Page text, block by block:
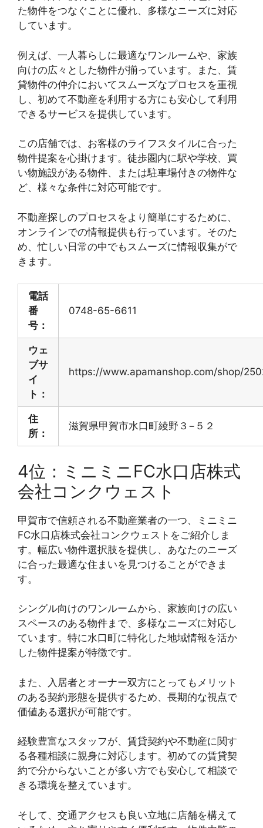
た物件をつなぐことに優れ、多様なニーズに対応
しています。
例えば、一人暮らしに最適なワンルームや、家族
向けの広々とした物件が揃っています。また、賃
貸物件の仲介においてスムーズなプロセスを重視
し、初めて不動産を利用する方にも安心して利用
できるサービスを提供しています。
この店舗では、お客様のライフスタイルに合った
物件提案を心掛けます。徒歩圏内に駅や学校、買
い物施設がある物件、または駐車場付きの物件な
ど、様々な条件に対応可能です。
不動産探しのプロセスをより簡単にするために、
オンラインでの情報提供も行っています。そのた
め、忙しい日常の中でもスムーズに情報収集がで
きます。
電話
番
号：
0748-65-6611
ウェ
ブサ
イ
ト：
https://www.apamanshop.com/shop/
住
所：
滋賀県甲賀市水口町綾野３−５２
4位：ミニミニFC水口店株式
会社コンクウェスト
甲賀市で信頼される不動産業者の一つ、ミニミニ
FC水口店株式会社コンクウェストをご紹介しま
す。幅広い物件選択肢を提供し、あなたのニーズ
に合った最適な住まいを見つけることができま
す。
シングル向けのワンルームから、家族向けの広い
スペースのある物件まで、多様なニーズに対応し
ています。特に水口町に特化した地域情報を活か
した物件提案が特徴です。
また、入居者とオーナー双方にとってもメリット
のある契約形態を提供するため、長期的な視点で
価値ある選択が可能です。
経験豊富なスタッフが、賃貸契約や不動産に関す
る各種相談に親身に対応します。初めての賃貸契
約で分からないことが多い方でも安心して相談で
きる環境を整えています。
そして、交通アクセスも良い立地に店舗を構えて